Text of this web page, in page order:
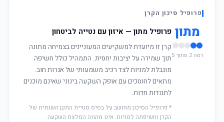
פרופיל סיכון הקרן
מתון
רמה 2 מתוך 5
פרופיל מתון — איזון עם נטייה לביטחון
קרן זו מיועדת למשקיעים המעוניינים בצמיחה מתונה
תוך שמירה על יציבות יחסית. התמהיל כולל חשיפה
מוגבלת למניות לצד רכיב משמעותי של אגרות חוב.
מתאים לחוסכים עם אופק השקעה בינוני שאינם מוכנים
לתנודות חדות.
* פרופיל הסיכון מחושב על בסיס סטיית התקן השנתית של
הקרן וחשיפתה למניות. אינו מהווה המלצת השקעה.